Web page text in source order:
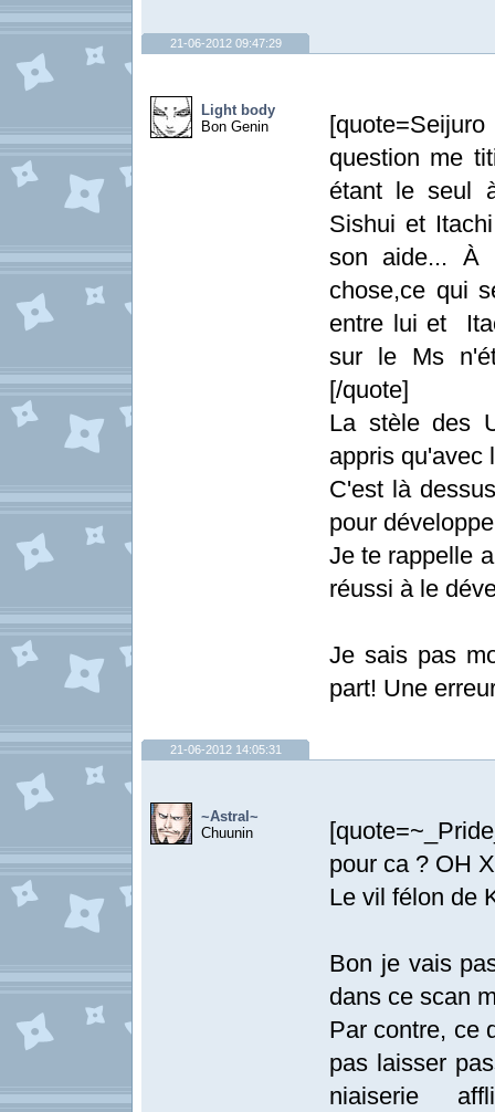
21-06-2012 09:47:29
Light body
Bon Genin
question me
étant le seul
Sishui et
son aide... À
chose,ce qui
entre lui et
sur le Ms
[/quote]
La stèle des
appris qu'avec
C'est là
pour
Je te rappelle
réussi à le
Je sais pas
part! Une
21-06-2012 14:05:31
~Astral~
Chuunin
pour ca ? OH
Le vil félon de
Bon je vais
dans ce scan
Par contre, ce
pas laisser
niaiserie